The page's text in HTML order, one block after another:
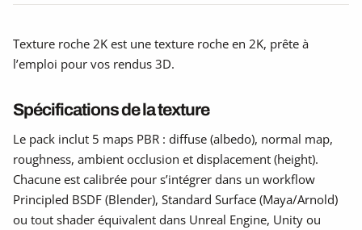
Texture roche 2K est une texture roche en 2K, prête à
l’emploi pour vos rendus 3D.
Spécifications de la texture
Le pack inclut 5 maps PBR : diffuse (albedo), normal map,
roughness, ambient occlusion et displacement (height).
Chacune est calibrée pour s’intégrer dans un workflow
Principled BSDF (Blender), Standard Surface (Maya/Arnold)
ou tout shader équivalent dans Unreal Engine, Unity ou